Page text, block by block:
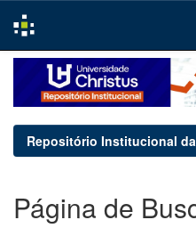
navigation
Repositório Institucional
Página de